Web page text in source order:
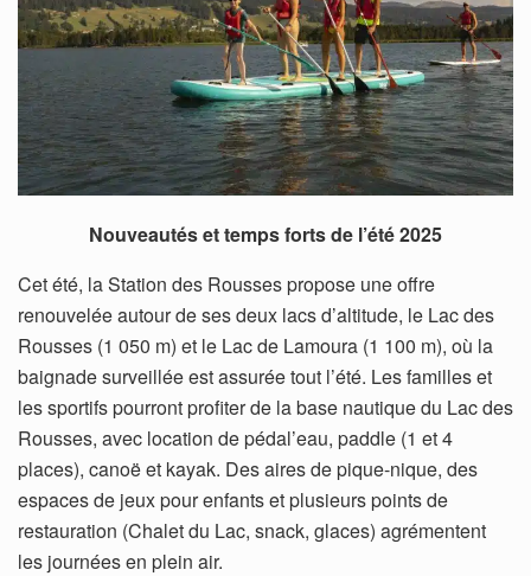
Nouveautés et temps forts de l’été 2025
Cet été, la Station des Rousses propose une offre
renouvelée autour de ses deux lacs d’altitude, le Lac des
Rousses (1 050 m) et le Lac de Lamoura (1 100 m), où la
baignade surveillée est assurée tout l’été. Les familles et
les sportifs pourront profiter de la base nautique du Lac des
Rousses, avec location de pédal’eau, paddle (1 et 4
places), canoë et kayak. Des aires de pique-nique, des
espaces de jeux pour enfants et plusieurs points de
restauration (Chalet du Lac, snack, glaces) agrémentent
les journées en plein air.